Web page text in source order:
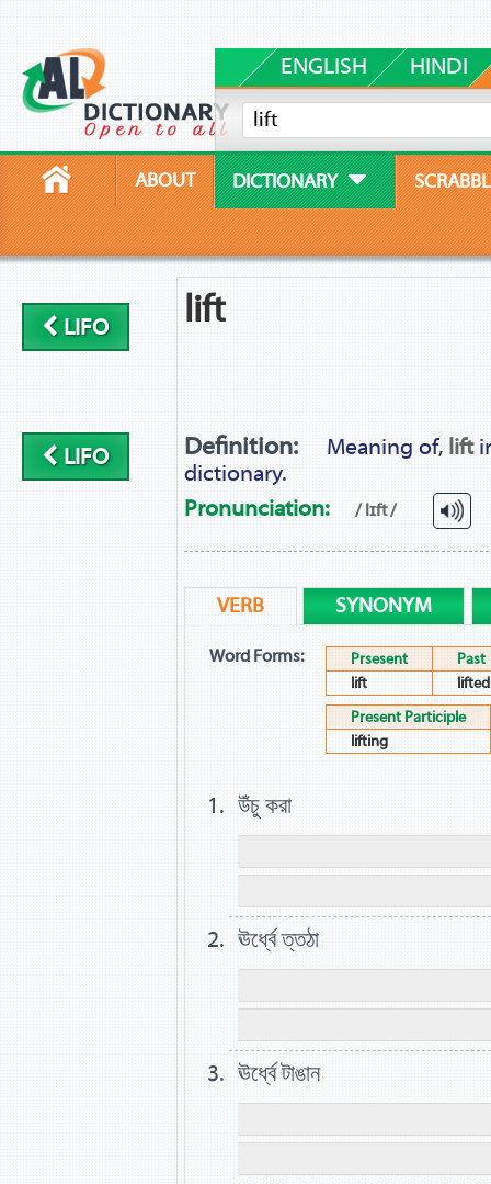
ENGLISH HINDI
ABOUT DICTIONARY
LIFO
LIFO
lift
Definition: Meaning of, lift
dictionary.
Pronunciation:
/ lɪft /
VERB SYNONYM
Word Forms: Prsesent
Past
lift
lifted
Present Participle
lifting
উঁচু করা
ঊর্ধ্বে ত্তঠা
ঊর্ধ্বে টাঙান